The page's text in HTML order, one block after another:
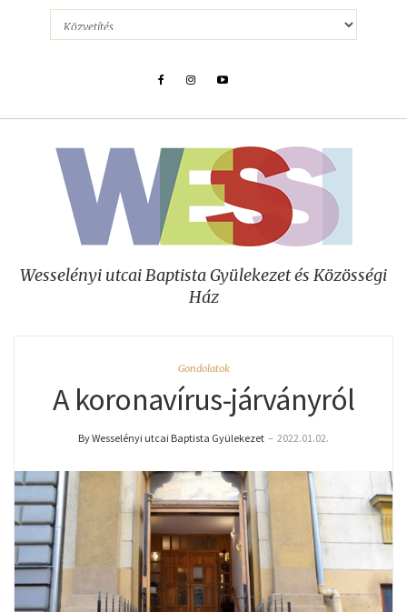
Wesselényi utcai Baptista Gyülekezet és Közösségi
Ház
Gondolatok
A koronavírus-járványról
By Wesselényi utcai Baptista Gyülekezet – 2022.01.02.